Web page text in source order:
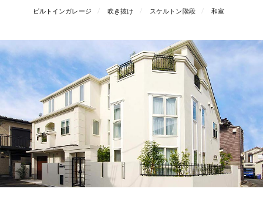
ビルトインガレージ 吹き抜け スケルトン階段 和室